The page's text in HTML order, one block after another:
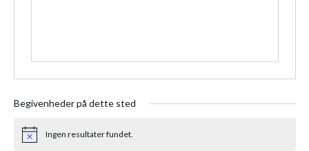
Begivenheder på dette sted
NoticeIngen resultater fundet.